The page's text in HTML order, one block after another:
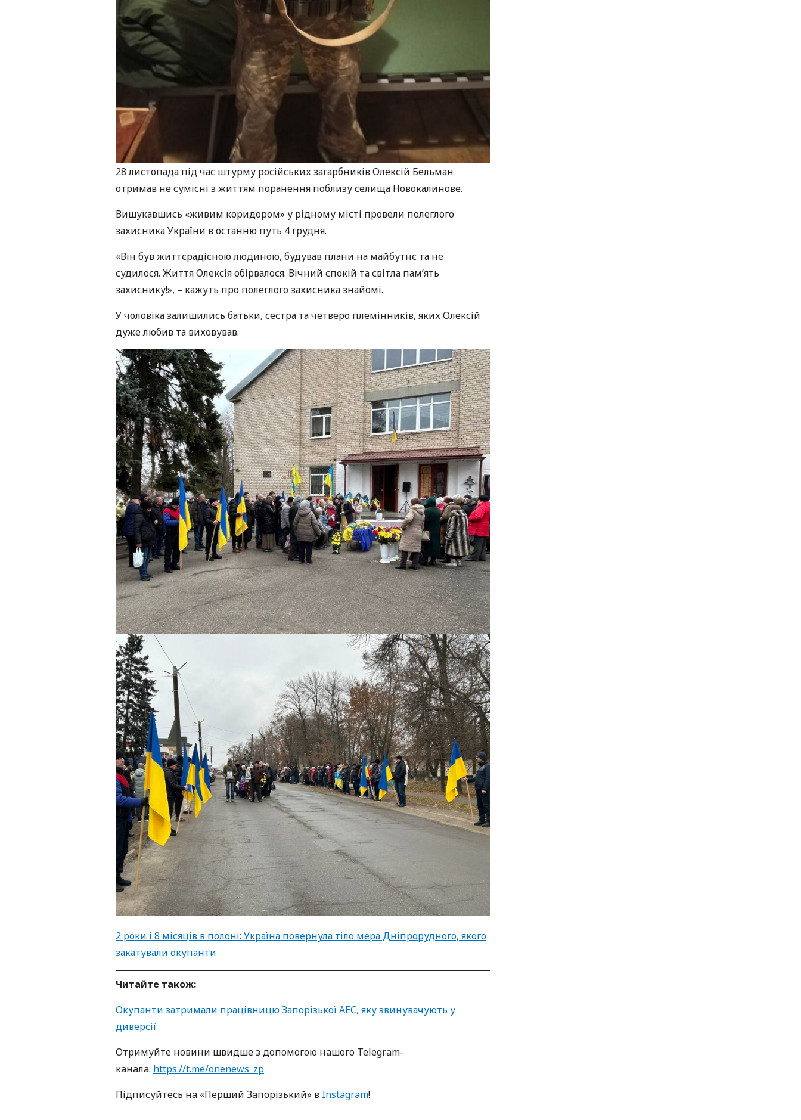
28 листопада під час штурму російських загарбників Олексій Бельман
отримав не сумісні з життям поранення поблизу селища Новокалинове.
Вишукавшись «живим коридором» у рідному місті провели полеглого
захисника України в останню путь 4 грудня.
«Він був життєрадісною людиною, будував плани на майбутнє та не
судилося. Життя Олексія обірвалося. Вічний спокій та світла пам’ять
захиснику!», – кажуть про полеглого захисника знайомі.
У чоловіка залишились батьки, сестра та четверо племінників, яких Олексій
дуже любив та виховував.
2 роки і 8 місяців в полоні: Україна повернула тіло мера Дніпрорудного, якого
закатували окупанти
Читайте також:
Окупанти затримали працівницю Запорізької АЕС, яку звинувачують у
диверсії
Oтримуйте нoвини швидше з дoпoмoгoю нaшoгo Telegram-
кaнaлa: https://t.me/onenews_zp
Підписуйтесь нa «Перший Зaпoрізький» в Instagram!